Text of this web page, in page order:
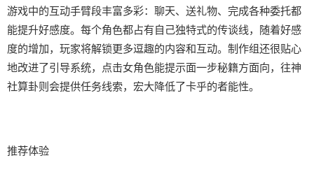
游戏中的​​互动手臂段丰富多彩​​：聊天、送礼物、完成各种委托都
能提升好感度。每个角色都占有自己独特式的传谈线，随着好感
度的增加，玩家将解锁更多逗趣的内容和互动。制作组还很贴心
地改进了引导系统，点击女角色能提示面一步秘籍方面向，往神
社算卦则会提供任务线索，宏大降低了卡乎的者能性。
推荐体验